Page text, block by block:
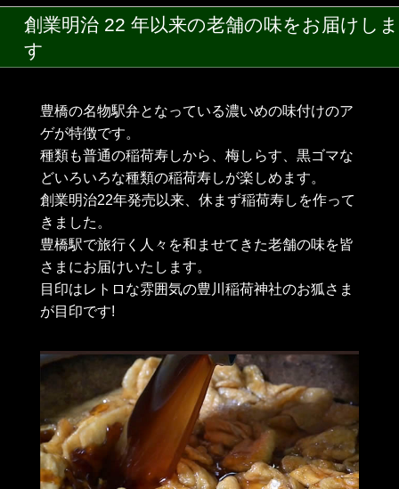
創業明治 22 年以来の老舗の味をお届けしま
す
豊橋の名物駅弁となっている濃いめの味付けのア
ゲが特徴です。
種類も普通の稲荷寿しから、梅しらす、黒ゴマな
どいろいろな種類の稲荷寿しが楽しめます。
創業明治22年発売以来、休まず稲荷寿しを作って
きました。
豊橋駅で旅行く人々を和ませてきた老舗の味を皆
さまにお届けいたします。
目印はレトロな雰囲気の豊川稲荷神社のお狐さま
が目印です!